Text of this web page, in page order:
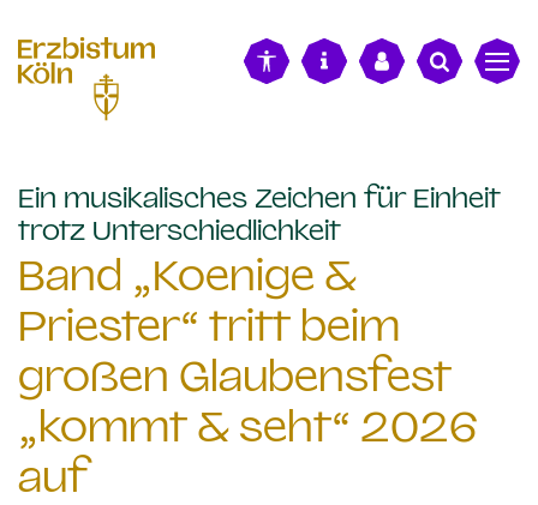
Ein musikalisches Zeichen für Einheit
trotz Unterschiedlichkeit:
Band „Koenige &
Priester“ tritt beim
großen Glaubensfest
„kommt & seht“ 2026
auf